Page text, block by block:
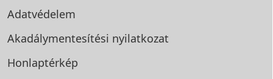
Adatvédelem
Akadálymentesítési nyilatkozat
Honlaptérkép